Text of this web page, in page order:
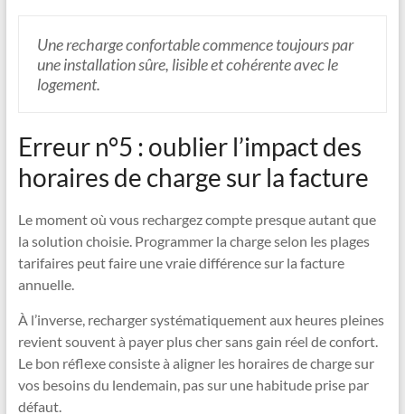
Une recharge confortable commence toujours par
une installation sûre, lisible et cohérente avec le
logement.
Erreur n°5 : oublier l’impact des
horaires de charge sur la facture
Le moment où vous rechargez compte presque autant que
la solution choisie. Programmer la charge selon les plages
tarifaires peut faire une vraie différence sur la facture
annuelle.
À l’inverse, recharger systématiquement aux heures pleines
revient souvent à payer plus cher sans gain réel de confort.
Le bon réflexe consiste à aligner les horaires de charge sur
vos besoins du lendemain, pas sur une habitude prise par
défaut.